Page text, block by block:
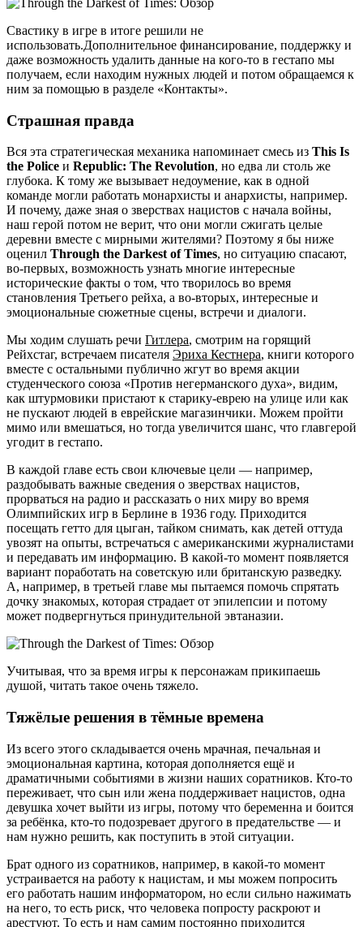
Свастику в игре в итоге решили не
использовать.Дополнительное финансирование, поддержку и
даже возможность удалить данные на кого-то в гестапо мы
получаем, если находим нужных людей и потом обращаемся к
ним за помощью в разделе «Контакты».
Страшная правда
Вся эта стратегическая механика напоминает смесь из This Is
the Police и Republic: The Revolution, но едва ли столь же
глубока. К тому же вызывает недоумение, как в одной
команде могли работать монархисты и анархисты, например.
И почему, даже зная о зверствах нацистов с начала войны,
наш герой потом не верит, что они могли сжигать целые
деревни вместе с мирными жителями? Поэтому я бы ниже
оценил Through the Darkest of Times, но ситуацию спасают,
во-первых, возможность узнать многие интересные
исторические факты о том, что творилось во время
становления Третьего рейха, а во-вторых, интересные и
эмоциональные сюжетные сцены, встречи и диалоги.
Мы ходим слушать речи Гитлера, смотрим на горящий
Рейхстаг, встречаем писателя Эриха Кестнера, книги которого
вместе с остальными публично жгут во время акции
студенческого союза «Против негерманского духа», видим,
как штурмовики пристают к старику-еврею на улице или как
не пускают людей в еврейские магазинчики. Можем пройти
мимо или вмешаться, но тогда увеличится шанс, что главгерой
угодит в гестапо.
В каждой главе есть свои ключевые цели — например,
раздобывать важные сведения о зверствах нацистов,
прорваться на радио и рассказать о них миру во время
Олимпийских игр в Берлине в 1936 году. Приходится
посещать гетто для цыган, тайком снимать, как детей оттуда
увозят на опыты, встречаться с американскими журналистами
и передавать им информацию. В какой-то момент появляется
вариант поработать на советскую или британскую разведку.
А, например, в третьей главе мы пытаемся помочь спрятать
дочку знакомых, которая страдает от эпилепсии и потому
может подвергнуться принудительной эвтаназии.
Учитывая, что за время игры к персонажам прикипаешь
душой, читать такое очень тяжело.
Тяжёлые решения в тёмные времена
Из всего этого складывается очень мрачная, печальная и
эмоциональная картина, которая дополняется ещё и
драматичными событиями в жизни наших соратников. Кто-то
переживает, что сын или жена поддерживает нацистов, одна
девушка хочет выйти из игры, потому что беременна и боится
за ребёнка, кто-то подозревает другого в предательстве — и
нам нужно решить, как поступить в этой ситуации.
Брат одного из соратников, например, в какой-то момент
устраивается на работу к нацистам, и мы можем попросить
его работать нашим информатором, но если сильно нажимать
на него, то есть риск, что человека попросту раскроют и
арестуют. То есть и нам самим постоянно приходится